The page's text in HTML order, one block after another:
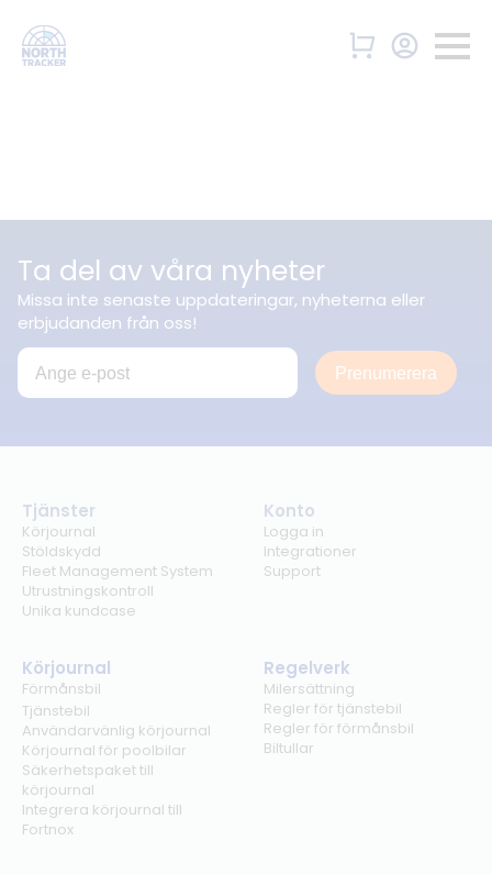
Ta del av våra nyheter
Missa inte senaste uppdateringar, nyheterna eller
erbjudanden från oss!
Prenumerera
Tjänster
Körjournal
Stöldskydd
Fleet Management System
Utrustningskontroll
Unika kundcase
Konto
Logga in
Integrationer
Support
Körjournal
Förmånsbil
Tjänstebil
Användarvänlig körjournal
Körjournal för poolbilar
Säkerhetspaket till
körjournal
Integrera körjournal till
Fortnox
Regelverk
Milersättning
Regler för tjänstebil
Regler för förmånsbil
Biltullar